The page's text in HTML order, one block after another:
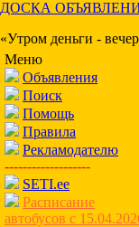
ДОСКА
«Утром деньги -
Меню
Объявления
Поиск
Помощь
Правила
Рекламодателю
-------------------
SETI.ee
Расписание
автобусов с